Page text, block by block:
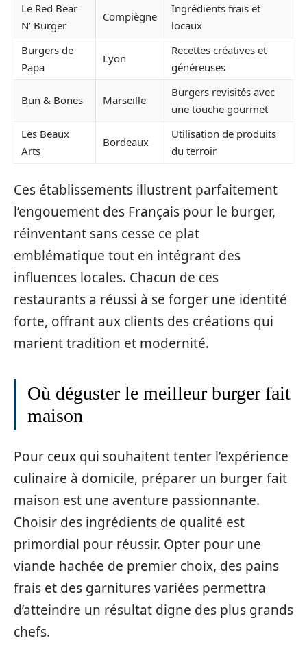
Le Red Bear
N’ Burger
Compiègne
Ingrédients frais et
locaux
Burgers de
Papa
Lyon
Recettes créatives et
généreuses
Bun & Bones Marseille
Burgers revisités avec
une touche gourmet
Les Beaux
Arts
Bordeaux
Utilisation de produits
du terroir
Ces établissements illustrent parfaitement
l’engouement des Français pour le burger,
réinventant sans cesse ce plat
emblématique tout en intégrant des
influences locales. Chacun de ces
restaurants a réussi à se forger une identité
forte, offrant aux clients des créations qui
marient tradition et modernité.
Où déguster le meilleur burger fait
maison
Pour ceux qui souhaitent tenter l’expérience
culinaire à domicile, préparer un burger fait
maison est une aventure passionnante.
Choisir des ingrédients de qualité est
primordial pour réussir. Opter pour une
viande hachée de premier choix, des pains
frais et des garnitures variées permettra
d’atteindre un résultat digne des plus grands
chefs.